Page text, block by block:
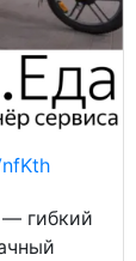
гибкий